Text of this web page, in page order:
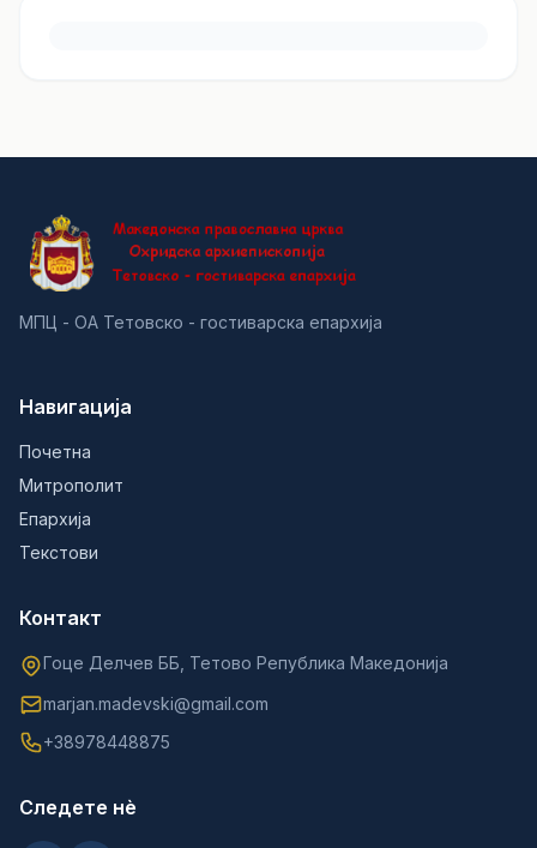
МПЦ - ОА Тетовско - гостиварска епархија
Навигација
Почетна
Митрополит
Епархија
Текстови
Контакт
Гоце Делчев ББ, Тетово Република Македонија
marjan.madevski@gmail.com
+38978448875
Следете нè